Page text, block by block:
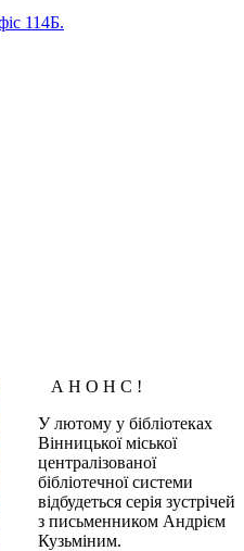
114Б.
А Н О Н С !
У лютому у бібліотеках
Вінницької міської
централізованої
бібліотечної системи
відбудеться серія зустрічей
з письменником Андрієм
Кузьміним.